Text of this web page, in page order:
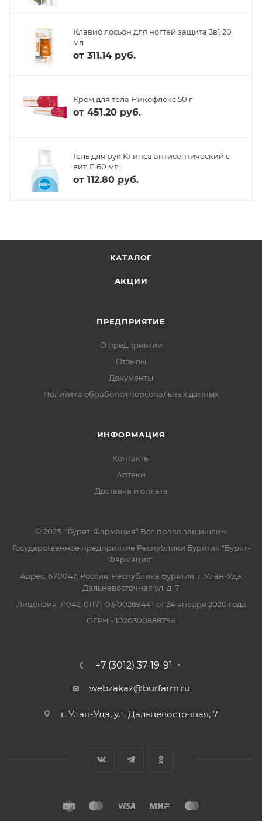
Клавио лосьон для ногтей защита 3в1 20
мл
от 311.14 руб.
Крем для тела Никофлекс 50 г
от 451.20 руб.
Гель для рук Клинса антисептический с
вит. Е 60 мл
от 112.80 руб.
КАТАЛОГ
АКЦИИ
ПРЕДПРИЯТИЕ
О предприятии
Отзывы
Документы
Политика обработки персональных данных
ИНФОРМАЦИЯ
Контакты
Аптеки
Доставка и оплата
© 2023. "Бурят-Фармация" Все права защищены
Государственное предприятие Республики Бурятия "Бурят-
Фармация"
Адрес: 670047, Россия, Республика Бурятия, г. Улан-Удэ,
Дальневосточная ул, д. 7
Лицензия: Л042-01171-03/00269441 от 24 января 2020 года
ОГРН - 1020300888794
+7 (3012) 37-19-91
webzakaz@burfarm.ru
г. Улан-Удэ, ул. Дальневосточная, 7